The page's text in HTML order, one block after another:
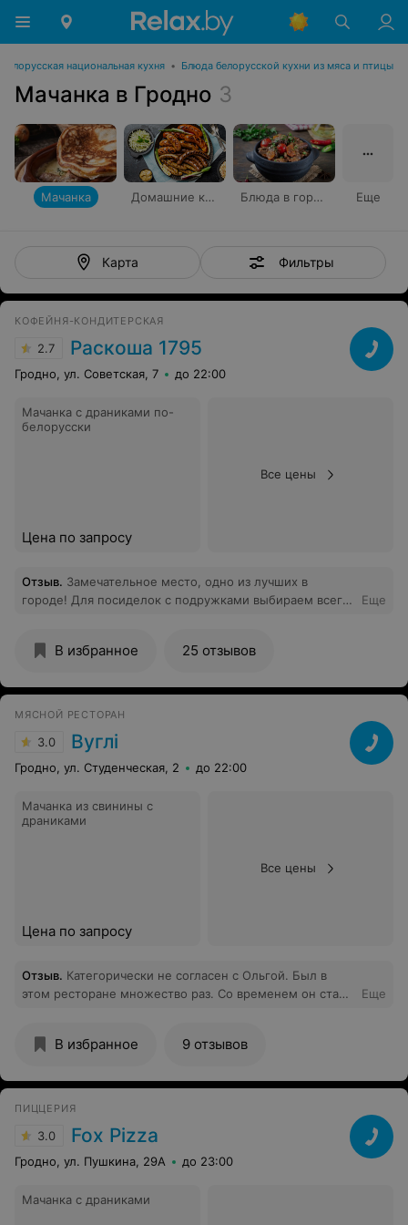
Белорусская национальная кухня • Блюда белорусской кухни из мяса и птицы
Мачанка в Гродно 3
Мачанка Домашние колбаски Блюда в горшочке Еще
Карта Фильтры
КОФЕЙНЯ-КОНДИТЕРСКАЯ
2.7 Раскоша 1795
Гродно, ул. Советская, 7 до 22:00
Мачанка с драниками по-
белорусски
Цена по запросу
Все цены
Отзыв. Замечательное место, одно из лучших в
городе! Для посиделок с подружками выбираем всегда
рекомендую! Апельсиновый чизкейк там просто
Еще
В избранное 25 отзывов
МЯСНОЙ РЕСТОРАН
3.0 Вуглі
Гродно, ул. Студенческая, 2 до 22:00
Мачанка из свинины с
драниками
Цена по запросу
Все цены
Отзыв. Категорически не согласен с Ольгой. Был в
этом ресторане множество раз. Со временем он стал
Еще
В избранное 9 отзывов
ПИЦЦЕРИЯ
3.0 Fox Pizza
Гродно, ул. Пушкина, 29А до 23:00
Мачанка с драниками